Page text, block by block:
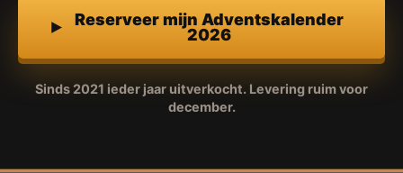
Reserveer mijn Adventskalender
2026
Sinds 2021 ieder jaar uitverkocht. Levering ruim voor
december.